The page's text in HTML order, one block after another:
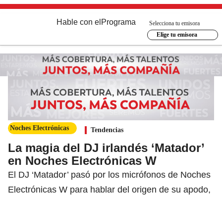
Hable con el Programa
Selecciona tu emisora
Elige tu emisora
Noches Electrónicas Tendencias
La magia del DJ irlandés ‘Matador’
en Noches Electrónicas W
El DJ ‘Matador’ pasó por los micrófonos de Noches
Electrónicas W para hablar del origen de su apodo,